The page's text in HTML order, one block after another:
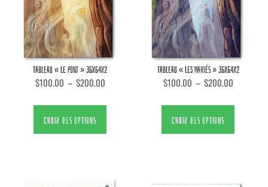
TABLEAU « LE PONT » 36X64X2
$100.00 – $200.00
CHOIX DES OPTIONS
TABLEAU « LES MARIÉS » 36X64X2
$100.00 – $200.00
CHOIX DES OPTIONS